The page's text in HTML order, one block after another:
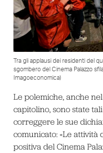
Tra gli applausi dei residenti del
sgombero del Cinema Palazzo
Imagoeconomica)
Le polemiche, anche
capitolino, sono state
correggere le sue
comunicato: «Le attività
positiva del Cinema